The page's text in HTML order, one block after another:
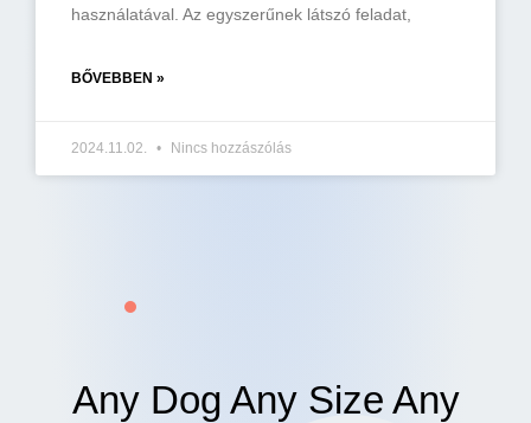
használatával. Az egyszerűnek látszó feladat,
BŐVEBBEN »
2024.11.02. Nincs hozzászólás
Any Dog Any Size Any